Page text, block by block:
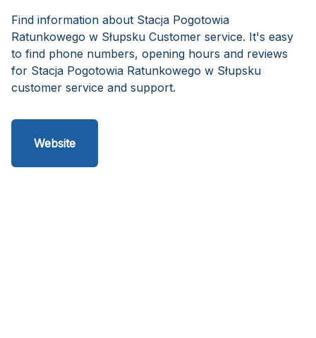
Find information about Stacja Pogotowia
Ratunkowego w Słupsku Customer service. It's easy
to find phone numbers, opening hours and reviews
for Stacja Pogotowia Ratunkowego w Słupsku
customer service and support.
Website